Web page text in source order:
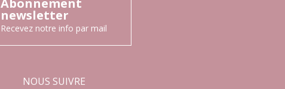
Abonnement
newsletter
Recevez notre info par mail
NOUS SUIVRE